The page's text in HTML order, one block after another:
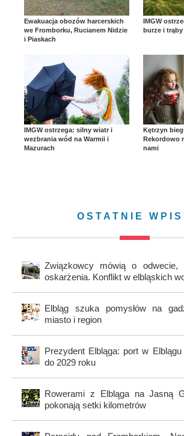
Ewakuacja obozów harcerskich
we Fromborku, Rucianem Nidzie
i Piaskach
IMGW
burze i
IMGW ostrzega: silny wiatr i
wezbrania wód na Warmii i
Mazurach
Kętrzyn
Rekordowo
nami
OSTATNIE
Związkowcy mówią o odwecie,
oskarżenia. Konflikt w elbląskich
Elbląg szuka pomysłów na
miasto i region
Prezydent Elbląga: port w
do 2029 roku
Rowerami z Elbląga na Jasną
pokonają setki kilometrów